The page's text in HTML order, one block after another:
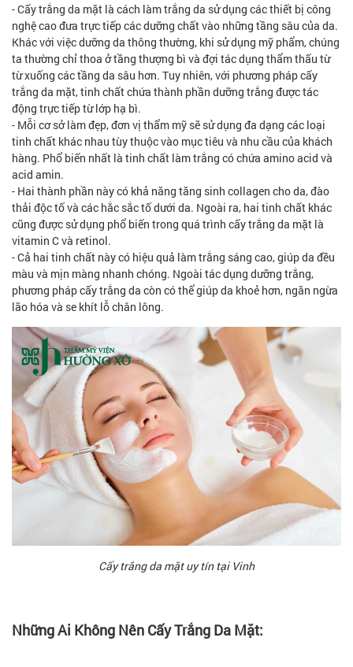
- Cấy trắng da mặt là cách làm trắng da sử dụng các thiết bị công
nghệ cao đưa trực tiếp các dưỡng chất vào những tầng sâu của da.
Khác với việc dưỡng da thông thường, khi sử dụng mỹ phẩm, chúng
ta thường chỉ thoa ở tầng thượng bì và đợi tác dụng thẩm thấu từ
từ xuống các tầng da sâu hơn. Tuy nhiên, với phương pháp cấy
trắng da mặt, tinh chất chứa thành phần dưỡng trắng được tác
động trực tiếp từ lớp hạ bì.
- Mỗi cơ sở làm đẹp, đơn vị thẩm mỹ sẽ sử dụng đa dạng các loại
tinh chất khác nhau tùy thuộc vào mục tiêu và nhu cầu của khách
hàng. Phổ biến nhất là tinh chất làm trắng có chứa amino acid và
acid amin.
- Hai thành phần này có khả năng tăng sinh collagen cho da, đào
thải độc tố và các hắc sắc tố dưới da. Ngoài ra, hai tinh chất khác
cũng được sử dụng phổ biến trong quá trình cấy trắng da mặt là
vitamin C và retinol.
- Cả hai tinh chất này có hiệu quả làm trắng sáng cao, giúp da đều
màu và mịn màng nhanh chóng. Ngoài tác dụng dưỡng trắng,
phương pháp cấy trắng da còn có thể giúp da khoẻ hơn, ngăn ngừa
lão hóa và se khít lỗ chân lông.
Cấy trắng da mặt uy tín tại Vinh
Những Ai Không Nên Cấy Trắng Da Mặt: